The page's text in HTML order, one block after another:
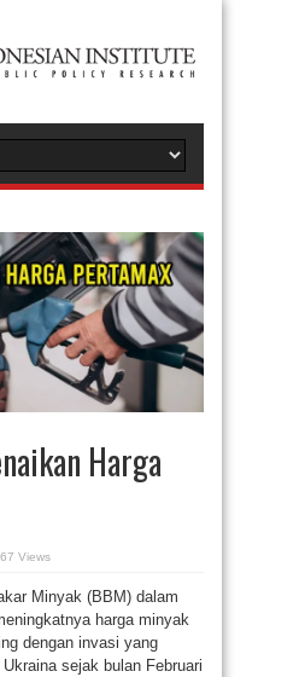
Harga
Views
Minyak (BBM) dalam
harga minyak
dengan invasi yang
sejak bulan Februari